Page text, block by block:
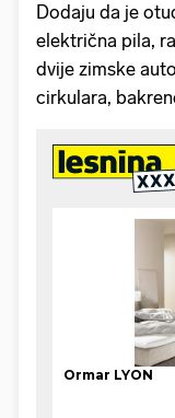
Dodaju da je
električna pila,
dvije zimske
cirkulara,